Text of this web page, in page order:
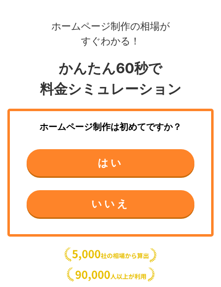
ホームページ制作の相場が
すぐわかる！
かんたん60秒で
料金シミュレーション
ホームページ制作は初めてですか？
はい
いいえ